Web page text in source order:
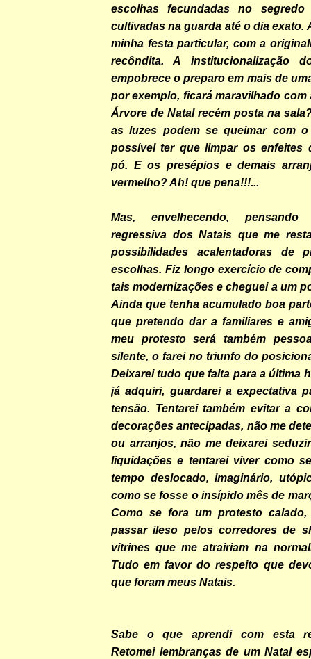
escolhas fecundadas no segredo
cultivadas na guarda até o dia exato.
minha festa particular, com a
recôndita. A institucionalização
empobrece o preparo em mais de
por exemplo, ficará maravilhado com
Árvore de Natal recém posta na
as luzes podem se queimar com
possível ter que limpar os enfeites
pó. E os presépios e demais
vermelho? Ah! que pena!!!...
Mas, envelhecendo,
regressiva dos Natais que me
possibilidades acalentadoras de
escolhas. Fiz longo exercício de
tais modernizações e cheguei a um
Ainda que tenha acumulado boa
que pretendo dar a familiares e
meu protesto será também
silente, o farei no triunfo do
Deixarei tudo que falta para a última
já adquiri, guardarei a expectativa
tensão. Tentarei também evitar a
decorações antecipadas, não me
ou arranjos, não me deixarei
liquidações e tentarei viver como
tempo deslocado, imaginário,
como se fosse o insípido mês de
Como se fora um protesto calado,
passar ileso pelos corredores de
vitrines que me atrairiam na
Tudo em favor do respeito que
que foram meus Natais.
Sabe o que aprendi com esta
Retomei lembranças de um Natal